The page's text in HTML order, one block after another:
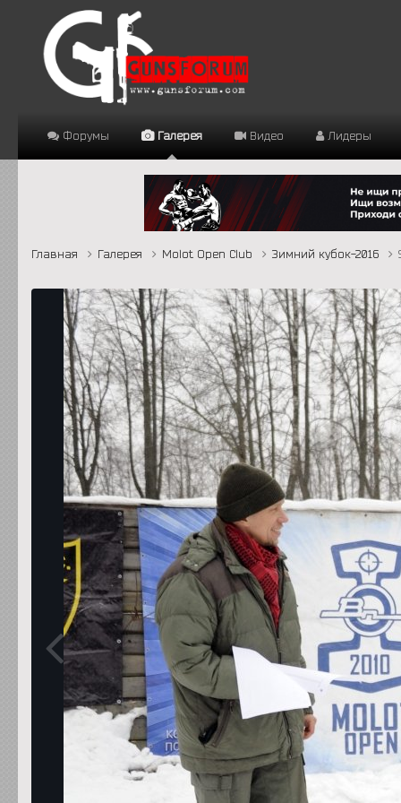
Форумы Галерея Видео Лидеры
Главная Галерея Molot Open Club Зимний кубок-2016